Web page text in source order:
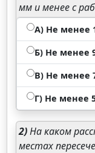
мм и менее с
А) Не менее
Б) Не менее
В) Не менее
Г) Не менее
2)На каком
местах